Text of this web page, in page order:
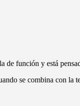
función y está
se combina con la